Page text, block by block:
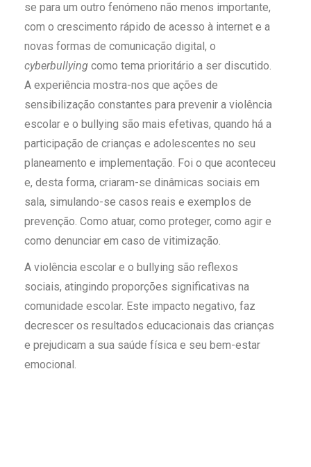
se para um outro fenómeno não menos importante,
com o crescimento rápido de acesso à internet e a
novas formas de comunicação digital, o
cyberbullying como tema prioritário a ser discutido.
A experiência mostra-nos que ações de
sensibilização constantes para prevenir a violência
escolar e o bullying são mais efetivas, quando há a
participação de crianças e adolescentes no seu
planeamento e implementação. Foi o que aconteceu
e, desta forma, criaram-se dinâmicas sociais em
sala, simulando-se casos reais e exemplos de
prevenção. Como atuar, como proteger, como agir e
como denunciar em caso de vitimização.
A violência escolar e o bullying são reflexos
sociais, atingindo proporções significativas na
comunidade escolar. Este impacto negativo, faz
decrescer os resultados educacionais das crianças
e prejudicam a sua saúde física e seu bem-estar
emocional.